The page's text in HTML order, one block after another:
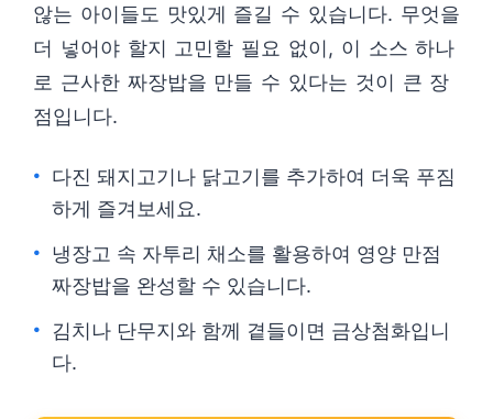
않는 아이들도 맛있게 즐길 수 있습니다. 무엇을
더 넣어야 할지 고민할 필요 없이, 이 소스 하나
로 근사한 짜장밥을 만들 수 있다는 것이 큰 장
점입니다.
다진 돼지고기나 닭고기를 추가하여 더욱 푸짐
하게 즐겨보세요.
냉장고 속 자투리 채소를 활용하여 영양 만점
짜장밥을 완성할 수 있습니다.
김치나 단무지와 함께 곁들이면 금상첨화입니
다.